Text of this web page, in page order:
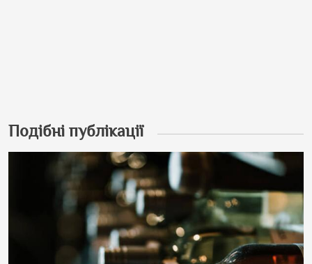
Подібні публікації